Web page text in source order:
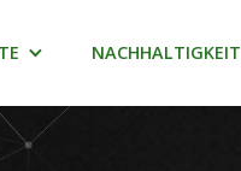
NACHHALTIGKEIT